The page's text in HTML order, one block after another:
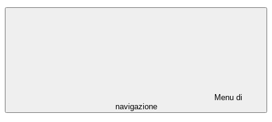
Menu di
navigazione